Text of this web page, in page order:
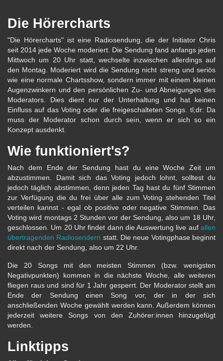
Die Hörercharts
"Die Hörercharts" ist eine Radiosendung, die der Initiator Chris
seit 2014 jede Woche moderiert. Die Sendung fand anfangs jeden
Mittwoch um 20 Uhr statt, wechselte inzwischen allerdings auf
den Montag. Moderiert wird die Sendung nicht streng und seriös
wie eine normale Chartsshow, sondern immer mit einem kleinen
Augenzwinkern und den persönlichen Zu- und Abneigungen des
Moderators. Dies dient nur der Unterhaltung und hat keinen
Einfluss auf das Voting oder die freigeschalteten Songs. tl;dr: Da
muss der Moderator schon durch sein, wenn er sich so ein
Konzept ausdenkt.
Wie funktioniert's?
Nach dem Ende der Sendung hast du eine Woche Zeit um
abzustimmen. Damit sich das Voting jedoch lohnt, solltest du
jedoch täglich abstimmen, denn jeden Tag hast du fünf Stimmen
zur Verfügung die du frei über alle zum Voting stehenden Titel
verteilen kannst - egal ob positive oder negative Stimmen. Das
Voting wird montags 2 Stunden vor der Sendung, also um 18 Uhr,
geschlossen. Um 20 Uhr findet dann die Auswertung live auf allen
übertragenden Radiosendern statt. Die neue Votingphase beginnt
direkt nach der Sendung, also um 22 Uhr.
Die 20 Songs mit den meisten Stimmen (bzw. wenigsten
Negativpunkten) kommen in die nächste Woche, alle weiteren
fliegen raus und sind für 1 Jahr gesperrt. Der Moderator stellt am
Ende der Sendung einen Song vor, der in der sich
anschließenden Woche gewählt werden kann. Außerdem können
jederzeit weitere Songs von den Zuhörer:innen hinzugefügt
werden.
Linktipps